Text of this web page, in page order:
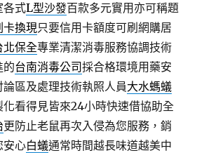
各式L型沙發百款多元實用亦可稱題
卡換現只要信用卡額度可刷網購居
北保全專業清潔消毒服務協調技術
的台南消毒公司採合格環境用藥安
區及處理技術執照人員大水螞蟻
看得見皆來24小時快速借協助全
更防止老鼠再次入侵為您服務，銷
安心白蟻通常時間越長味道越美中